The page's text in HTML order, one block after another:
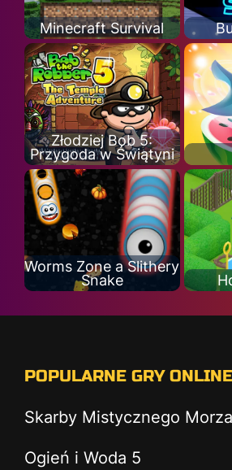
Minecraft Survival
Złodziej Bob 5:
Przygoda w Świątyni
Worms Zone a Slithery
Snake
POPULARNE GRY ONLINE
Skarby Mistycznego Morza
Ogień i Woda 5